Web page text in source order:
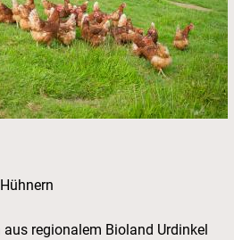
regionalem Bioland Urdinkel